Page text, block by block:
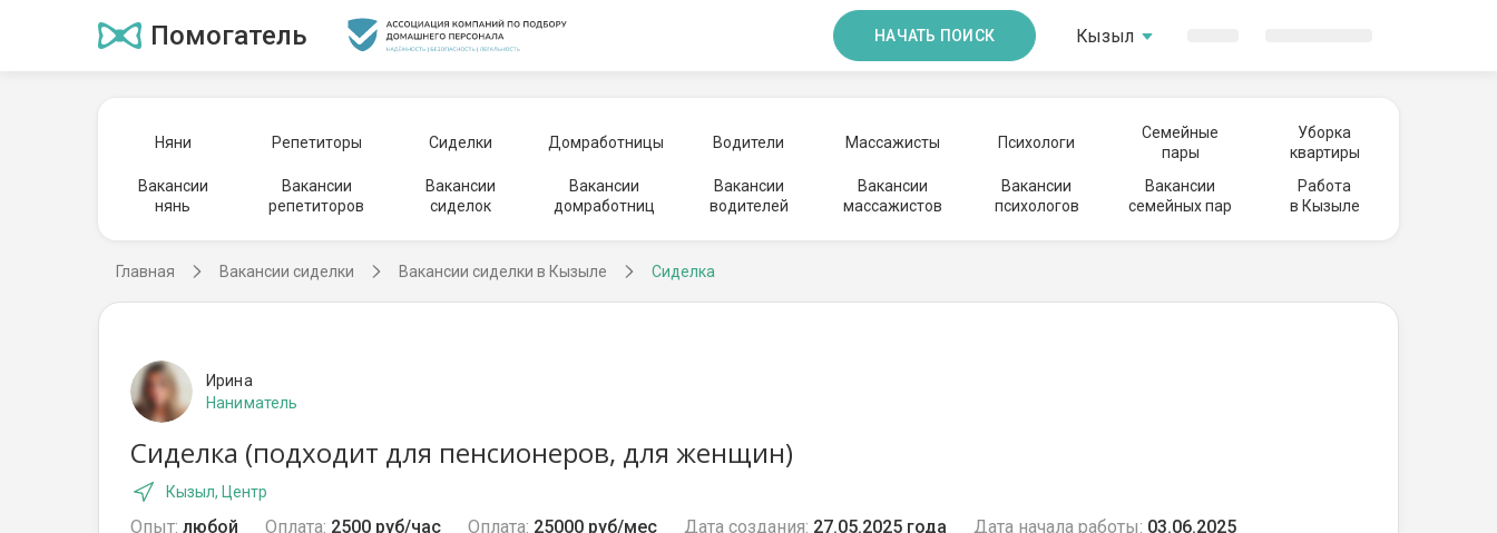
Помогатель НАЧАТЬ ПОИСК Кызыл
Няни Репетиторы Сиделки Домработницы Водители Массажисты Психологи
Семейные
пары
Уборка
квартиры
Вакансии
нянь
Вакансии
репетиторов
Вакансии
сиделок
Вакансии
домработниц
Вакансии
водителей
Вакансии
массажистов
Вакансии
психологов
Вакансии
семейных пар
Работа
в Кызыле
Главная Вакансии сиделки Вакансии сиделки в Кызыле Сиделка
Ирина
Наниматель
Сиделка (подходит для пенсионеров, для женщин)
Кызыл, Центр
Опыт: любой Оплата: 2500 руб/час Оплата: 25000 руб/мес Дата создания: 27.05.2025 года Дата начала работы: 03.06.2025